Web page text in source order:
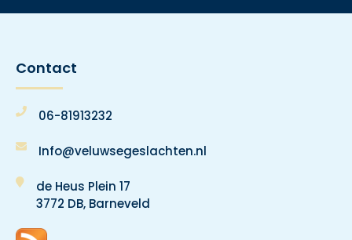
Contact
06-81913232
Info@veluwsegeslachten.nl
de Heus Plein 17
3772 DB, Barneveld